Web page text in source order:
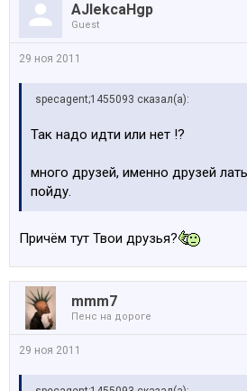
AJlekcaHgp
Guest
29 ноя 2011
specagent;1455093 сказал(а):
Так надо идти или нет !?
много друзей, именно друзей
пойду.
Причём тут Твои друзья?
mmm7
Пенс на дороге
29 ноя 2011